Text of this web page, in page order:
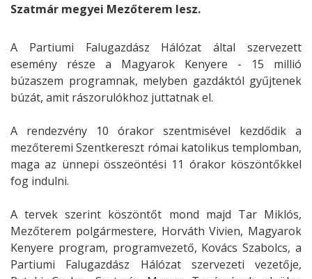
Szatmár megyei Mezőterem lesz.
A Partiumi Falugazdász Hálózat által szervezett
esemény része a Magyarok Kenyere - 15 millió
búzaszem programnak, melyben gazdáktól gyűjtenek
búzát, amit rászorulókhoz juttatnak el.
A rendezvény 10 órakor szentmisével kezdődik a
mezőteremi Szentkereszt római katolikus templomban,
maga az ünnepi összeöntési 11 órakor köszöntőkkel
fog indulni.
A tervek szerint köszöntőt mond majd Tar Miklós,
Mezőterem polgármestere, Horváth Vivien, Magyarok
Kenyere program, programvezető, Kovács Szabolcs, a
Partiumi Falugazdász Hálózat szervezeti vezetője,